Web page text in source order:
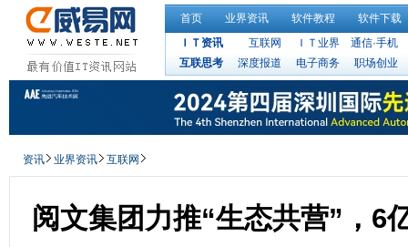
首页 业界资讯 软件教程
软件下载
ＩＴ资讯
互联网 ＩＴ业界
通信·手机
互联思考
深度报道 电子商务 职场创业
资讯 业界资讯 互联网
阅文集团力推“生态共营”，6